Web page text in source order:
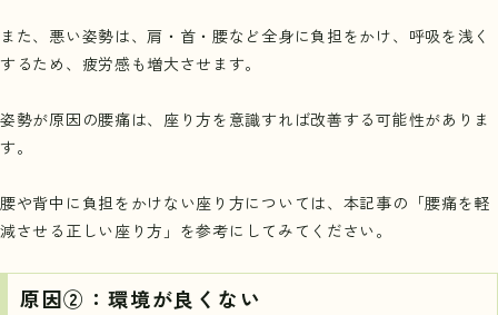
また、悪い姿勢は、肩・首・腰など全身に負担をかけ、呼吸を浅く
するため、疲労感も増大させます。
姿勢が原因の腰痛は、座り方を意識すれば改善する可能性がありま
す。
腰や背中に負担をかけない座り方については、本記事の「腰痛を軽
減させる正しい座り方 」を参考にしてみてください。
原因②：環境が良くない